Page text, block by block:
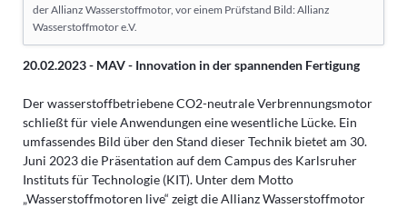
der Allianz Wasserstoffmotor, vor einem Prüfstand Bild: Allianz
Wasserstoffmotor e.V.
20.02.2023 - MAV - Innovation in der spannenden Fertigung
Der wasserstoffbetriebene CO2-neutrale Verbrennungsmotor
schließt für viele Anwendungen eine wesentliche Lücke. Ein
umfassendes Bild über den Stand dieser Technik bietet am 30.
Juni 2023 die Präsentation auf dem Campus des Karlsruher
Instituts für Technologie (KIT). Unter dem Motto
„Wasserstoffmotoren live“ zeigt die Allianz Wasserstoffmotor